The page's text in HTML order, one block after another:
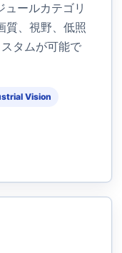
ールカテゴリ
質、視野、低照
タムが可能で
Vision